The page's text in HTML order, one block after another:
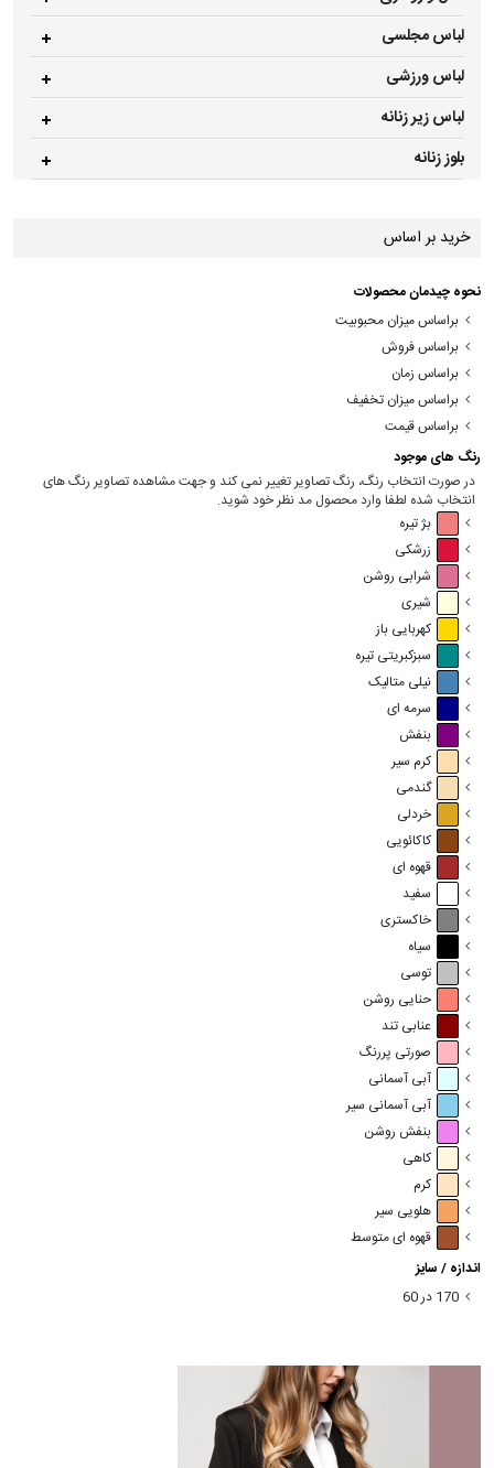
لباس مجلسی
لباس ورزشی
لباس زیر زنانه
بلوز زنانه
خرید بر اساس
نحوه چیدمان محصولات
براساس میزان محبوبیت
براساس فروش
براساس زمان
براساس میزان تخفیف
براساس قیمت
رنگ های موجود
در صورت انتخاب رنگ، رنگ تصاویر تغییر نمی کند و جهت مشاهده تصاویر رنگ های
انتخاب شده لطفا وارد محصول مد نظر خود شوید.
بژ تیره
زرشکی
شرابی روشن
شیری
کهربایی باز
سبزکبریتی تیره
نیلی متالیک
سرمه ای
بنفش
کرم سیر
گندمی
خردلی
کاکائویی
قهوه ای
سفید
خاکستری
سیاه
توسی
حنایی روشن
عنابی تند
صورتی پررنگ
آبی آسمانی
آبی آسمانی سیر
بنفش روشن
کاهی
کرم
هلویی سیر
قهوه ای متوسط
اندازه / سایز
170 در 60